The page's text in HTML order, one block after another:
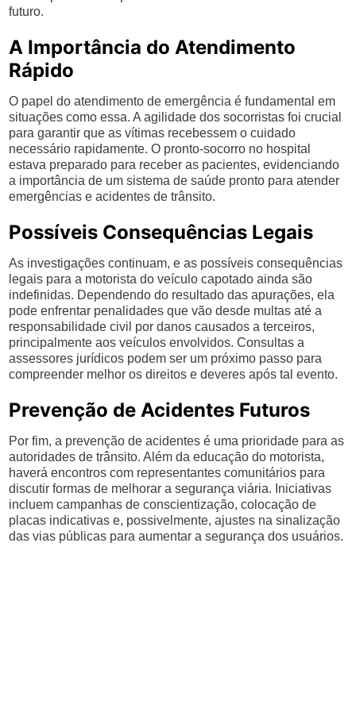
futuro.
A Importância do Atendimento
Rápido
O papel do atendimento de emergência é fundamental em
situações como essa. A agilidade dos socorristas foi crucial
para garantir que as vítimas recebessem o cuidado
necessário rapidamente. O pronto-socorro no hospital
estava preparado para receber as pacientes, evidenciando
a importância de um sistema de saúde pronto para atender
emergências e acidentes de trânsito.
Possíveis Consequências Legais
As investigações continuam, e as possíveis consequências
legais para a motorista do veículo capotado ainda são
indefinidas. Dependendo do resultado das apurações, ela
pode enfrentar penalidades que vão desde multas até a
responsabilidade civil por danos causados a terceiros,
principalmente aos veículos envolvidos. Consultas a
assessores jurídicos podem ser um próximo passo para
compreender melhor os direitos e deveres após tal evento.
Prevenção de Acidentes Futuros
Por fim, a prevenção de acidentes é uma prioridade para as
autoridades de trânsito. Além da educação do motorista,
haverá encontros com representantes comunitários para
discutir formas de melhorar a segurança viária. Iniciativas
incluem campanhas de conscientização, colocação de
placas indicativas e, possivelmente, ajustes na sinalização
das vias públicas para aumentar a segurança dos usuários.